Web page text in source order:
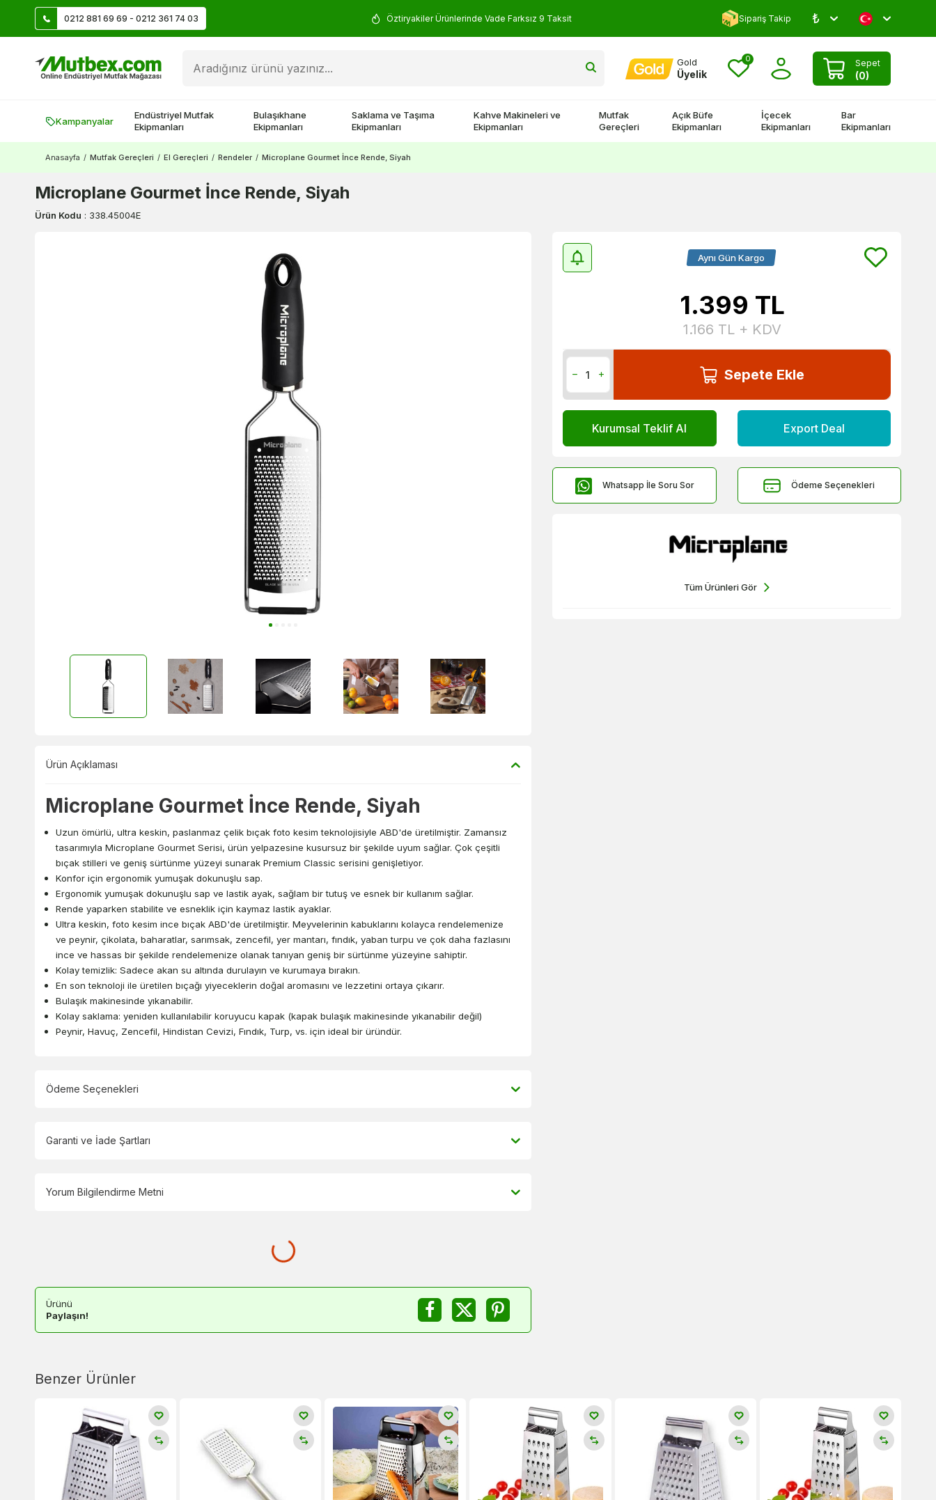
0212 881 69 69 - 0212 361 74 03Üye Ol İlk Siparişte 500 TL Kazan! Öztiryakiler Ürünlerinde Vade Farksız 9 Taksit Yorum Yap 500 TL Kazan!
Sipariş Takip ₺
Gold
Üyelik
0 Sepet
(0)
Kampanyalar
Endüstriyel Mutfak
Ekipmanları
Bulaşıkhane
Ekipmanları
Saklama ve Taşıma
Ekipmanları
Kahve Makineleri ve
Ekipmanları
Mutfak
Gereçleri
Açık Büfe
Ekipmanları
İçecek
Ekipmanları
Bar
Ekipmanları
Anasayfa / Mutfak Gereçleri / El Gereçleri / Rendeler / Microplane Gourmet İnce Rende, Siyah
Microplane Gourmet İnce Rende, Siyah
Ürün Kodu : 338.45004E
Aynı Gün Kargo
1.399 TL
1.166 TL + KDV
Sepete Ekle
Kurumsal Teklif Al Export Deal
Whatsapp İle Soru Sor Ödeme Seçenekleri
Tüm Ürünleri Gör
Ürün Açıklaması
Microplane Gourmet İnce Rende, Siyah
Uzun ömürlü, ultra keskin, paslanmaz çelik bıçak foto kesim teknolojisiyle ABD'de üretilmiştir. Zamansız
tasarımıyla Microplane Gourmet Serisi, ürün yelpazesine kusursuz bir şekilde uyum sağlar. Çok çeşitli
bıçak stilleri ve geniş sürtünme yüzeyi sunarak Premium Classic serisini genişletiyor.
Konfor için ergonomik yumuşak dokunuşlu sap.
Ergonomik yumuşak dokunuşlu sap ve lastik ayak, sağlam bir tutuş ve esnek bir kullanım sağlar.
Rende yaparken stabilite ve esneklik için kaymaz lastik ayaklar.
Ultra keskin, foto kesim ince bıçak ABD'de üretilmiştir. Meyvelerinin kabuklarını kolayca rendelemenize
ve peynir, çikolata, baharatlar, sarımsak, zencefil, yer mantarı, fındık, yaban turpu ve çok daha fazlasını
ince ve hassas bir şekilde rendelemenize olanak tanıyan geniş bir sürtünme yüzeyine sahiptir.
Kolay temizlik: Sadece akan su altında durulayın ve kurumaya bırakın.
En son teknoloji ile üretilen bıçağı yiyeceklerin doğal aromasını ve lezzetini ortaya çıkarır.
Bulaşık makinesinde yıkanabilir.
Kolay saklama: yeniden kullanılabilir koruyucu kapak (kapak bulaşık makinesinde yıkanabilir değil)
Peynir, Havuç, Zencefil, Hindistan Cevizi, Fındık, Turp, vs. için ideal bir üründür.
Ödeme Seçenekleri
Garanti ve İade Şartları
Yorum Bilgilendirme Metni
Ürünü
Paylaşın!
Benzer Ürünler